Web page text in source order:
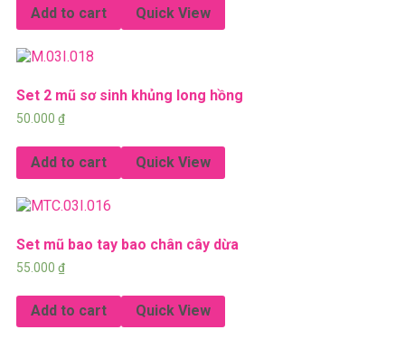
Add to cart Quick View
Set 2 mũ sơ sinh khủng long hồng
50.000 ₫
Add to cart Quick View
Set mũ bao tay bao chân cây dừa
55.000 ₫
Add to cart Quick View